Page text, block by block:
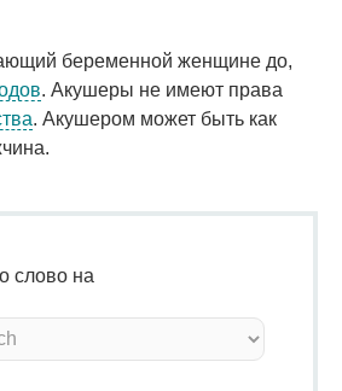
беременной женщине до,
. Акушеры не имеют права
. Акушером может быть как
слово на